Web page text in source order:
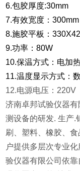
6.包胶厚度:30mm
7.有效宽度：300mm
8.施胶平板：
9.功率：80W
10.保温方式：电加
11.温度显示方式：
12.电源电压：220V
济南卓邦试验仪器
测设备的研发. 生产.
刷、塑料、橡胶、
户提供多层次专业
验仪器有限公司依靠